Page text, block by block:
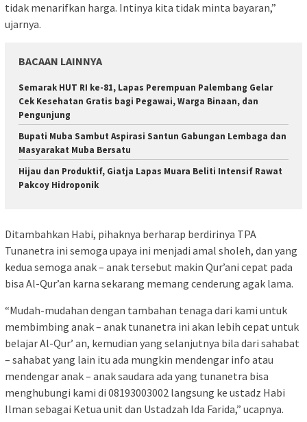
tidak menarifkan harga. Intinya kita tidak minta bayaran,”
ujarnya.
BACAAN LAINNYA
Semarak HUT RI ke-81, Lapas Perempuan Palembang Gelar
Cek Kesehatan Gratis bagi Pegawai, Warga Binaan, dan
Pengunjung
Bupati Muba Sambut Aspirasi Santun Gabungan Lembaga dan
Masyarakat Muba Bersatu
Hijau dan Produktif, Giatja Lapas Muara Beliti Intensif Rawat
Pakcoy Hidroponik
Ditambahkan Habi, pihaknya berharap berdirinya TPA
Tunanetra ini semoga upaya ini menjadi amal sholeh, dan yang
kedua semoga anak – anak tersebut makin Qur’ani cepat pada
bisa Al-Qur’an karna sekarang memang cenderung agak lama.
“Mudah-mudahan dengan tambahan tenaga dari kami untuk
membimbing anak – anak tunanetra ini akan lebih cepat untuk
belajar Al-Qur’ an, kemudian yang selanjutnya bila dari sahabat
– sahabat yang lain itu ada mungkin mendengar info atau
mendengar anak – anak saudara ada yang tunanetra bisa
menghubungi kami di 08193003002 langsung ke ustadz Habi
Ilman sebagai Ketua unit dan Ustadzah Ida Farida,” ucapnya.